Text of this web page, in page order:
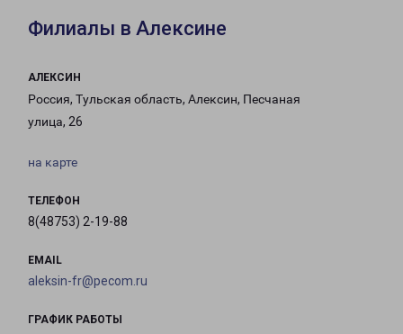
Филиалы в Алексине
АЛЕКСИН
Россия, Тульская область, Алексин, Песчаная
улица, 26
на карте
ТЕЛЕФОН
8(48753) 2-19-88
EMAIL
aleksin-fr@pecom.ru
ГРАФИК РАБОТЫ